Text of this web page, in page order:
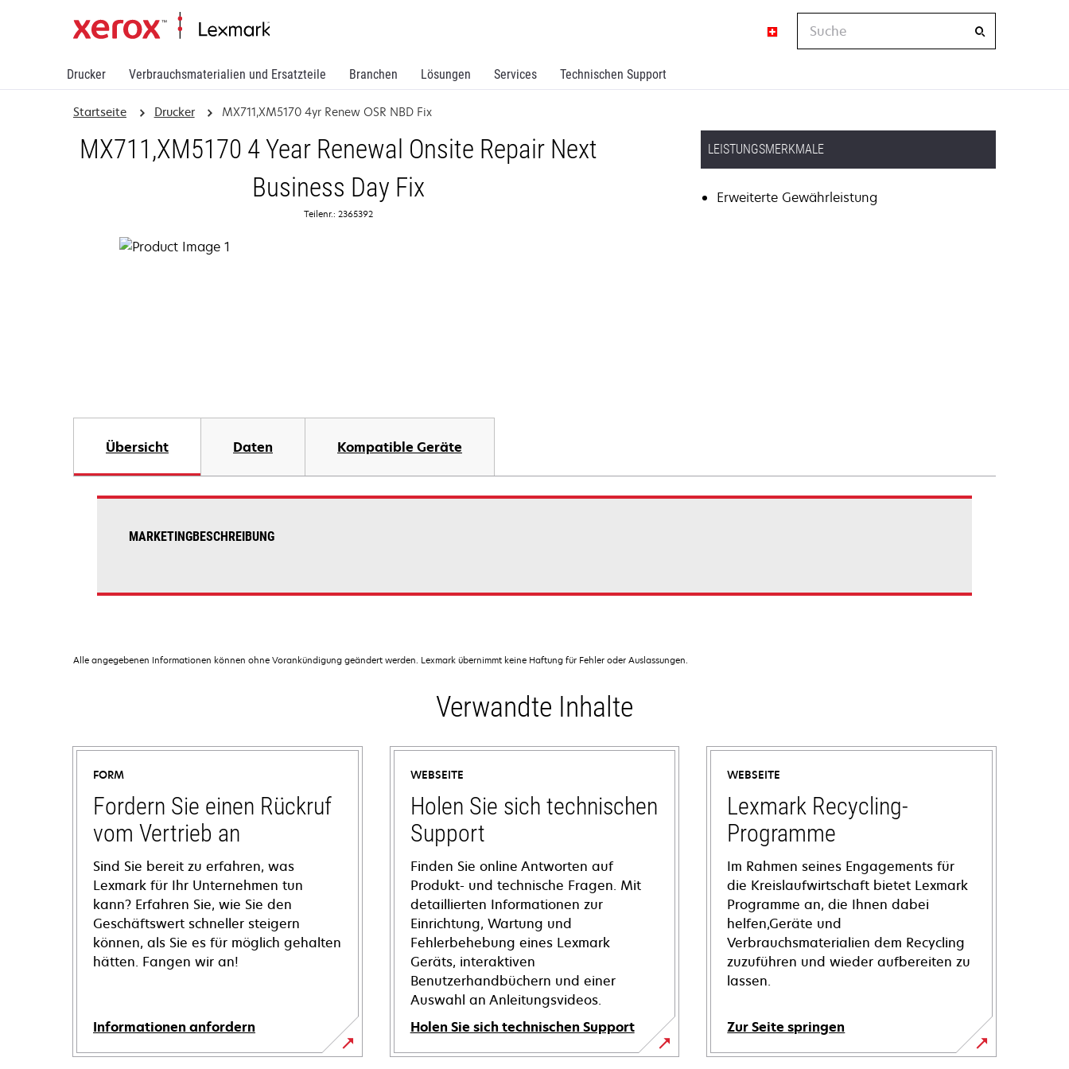
Drucker Verbrauchsmaterialien und Ersatzteile Branchen Lösungen Services Technischen Support
Suche
Startseite Drucker MX711,XM5170 4yr Renew OSR NBD Fix
MX711,XM5170 4 Year Renewal Onsite Repair Next
Business Day Fix
Teilenr.: 2365392
LEISTUNGSMERKMALE
Erweiterte Gewährleistung
Übersicht Daten Kompatible Geräte
MARKETINGBESCHREIBUNG
Alle angegebenen Informationen können ohne Vorankündigung geändert werden. Lexmark übernimmt keine Haftung für Fehler oder Auslassungen.
Verwandte Inhalte
FORM
Fordern Sie einen Rückruf
vom Vertrieb an
Sind Sie bereit zu erfahren, was
Lexmark für Ihr Unternehmen tun
kann? Erfahren Sie, wie Sie den
Geschäftswert schneller steigern
können, als Sie es für möglich gehalten
hätten. Fangen wir an!
Informationen anfordern
WEBSEITE
Holen Sie sich technischen
Support
Finden Sie online Antworten auf
Produkt- und technische Fragen. Mit
detaillierten Informationen zur
Einrichtung, Wartung und
Fehlerbehebung eines Lexmark
Geräts, interaktiven
Benutzerhandbüchern und einer
Auswahl an Anleitungsvideos.
Holen Sie sich technischen Support
wird
WEBSEITE
Lexmark Recycling-
Programme
Im Rahmen seines Engagements für
die Kreislaufwirtschaft bietet Lexmark
Programme an, die Ihnen dabei
helfen,Geräte und
Verbrauchsmaterialien dem Recycling
zuzuführen und wieder aufbereiten zu
lassen.
Zur Seite springen